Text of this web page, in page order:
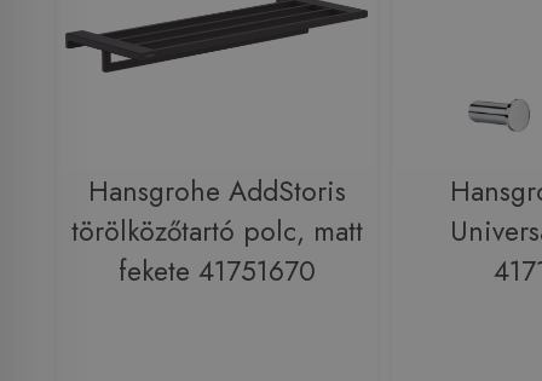
Hansgrohe AddStoris
törölközőtartó polc, matt
fekete 41751670